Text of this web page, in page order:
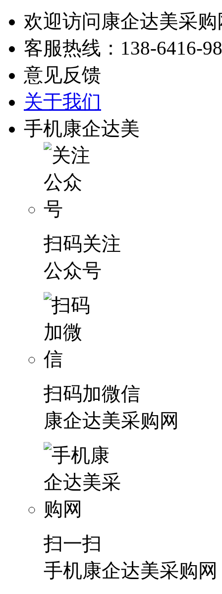
欢迎访问康企达美采购
客服热线： 138-6416-
意见反馈
关于我们
手机康企达美
扫码关注
公众号
扫码加微信
康企达美采购网
扫一扫
手机康企达美采购网